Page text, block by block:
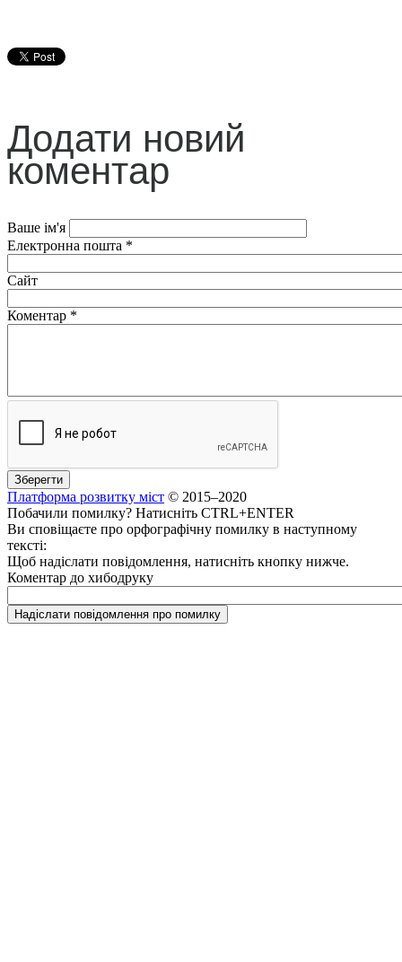
Додати новий
коментар
Ваше ім'я
Електронна пошта *
Сайт
Коментар *
Платформа розвитку міст © 2015–2020
Побачили помилку? Натисніть CTRL+ENTER
Ви сповіщаєте про орфографічну помилку в наступному
тексті:
Щоб надіслати повідомлення, натисніть кнопку нижче.
Коментар до хибодруку